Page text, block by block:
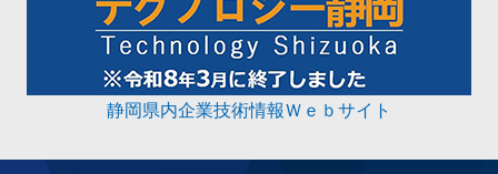
静岡県内企業技術情報Ｗｅｂサイト